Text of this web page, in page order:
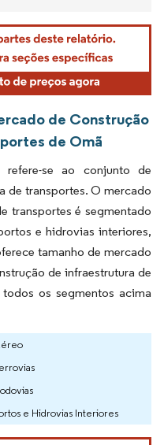
de Construção
de Omã
refere-se ao conjunto de
de transportes. O mercado
transportes é segmentado
e hidrovias interiores,
tamanho de mercado
de infraestrutura de
os segmentos acima
e Hidrovias Interiores